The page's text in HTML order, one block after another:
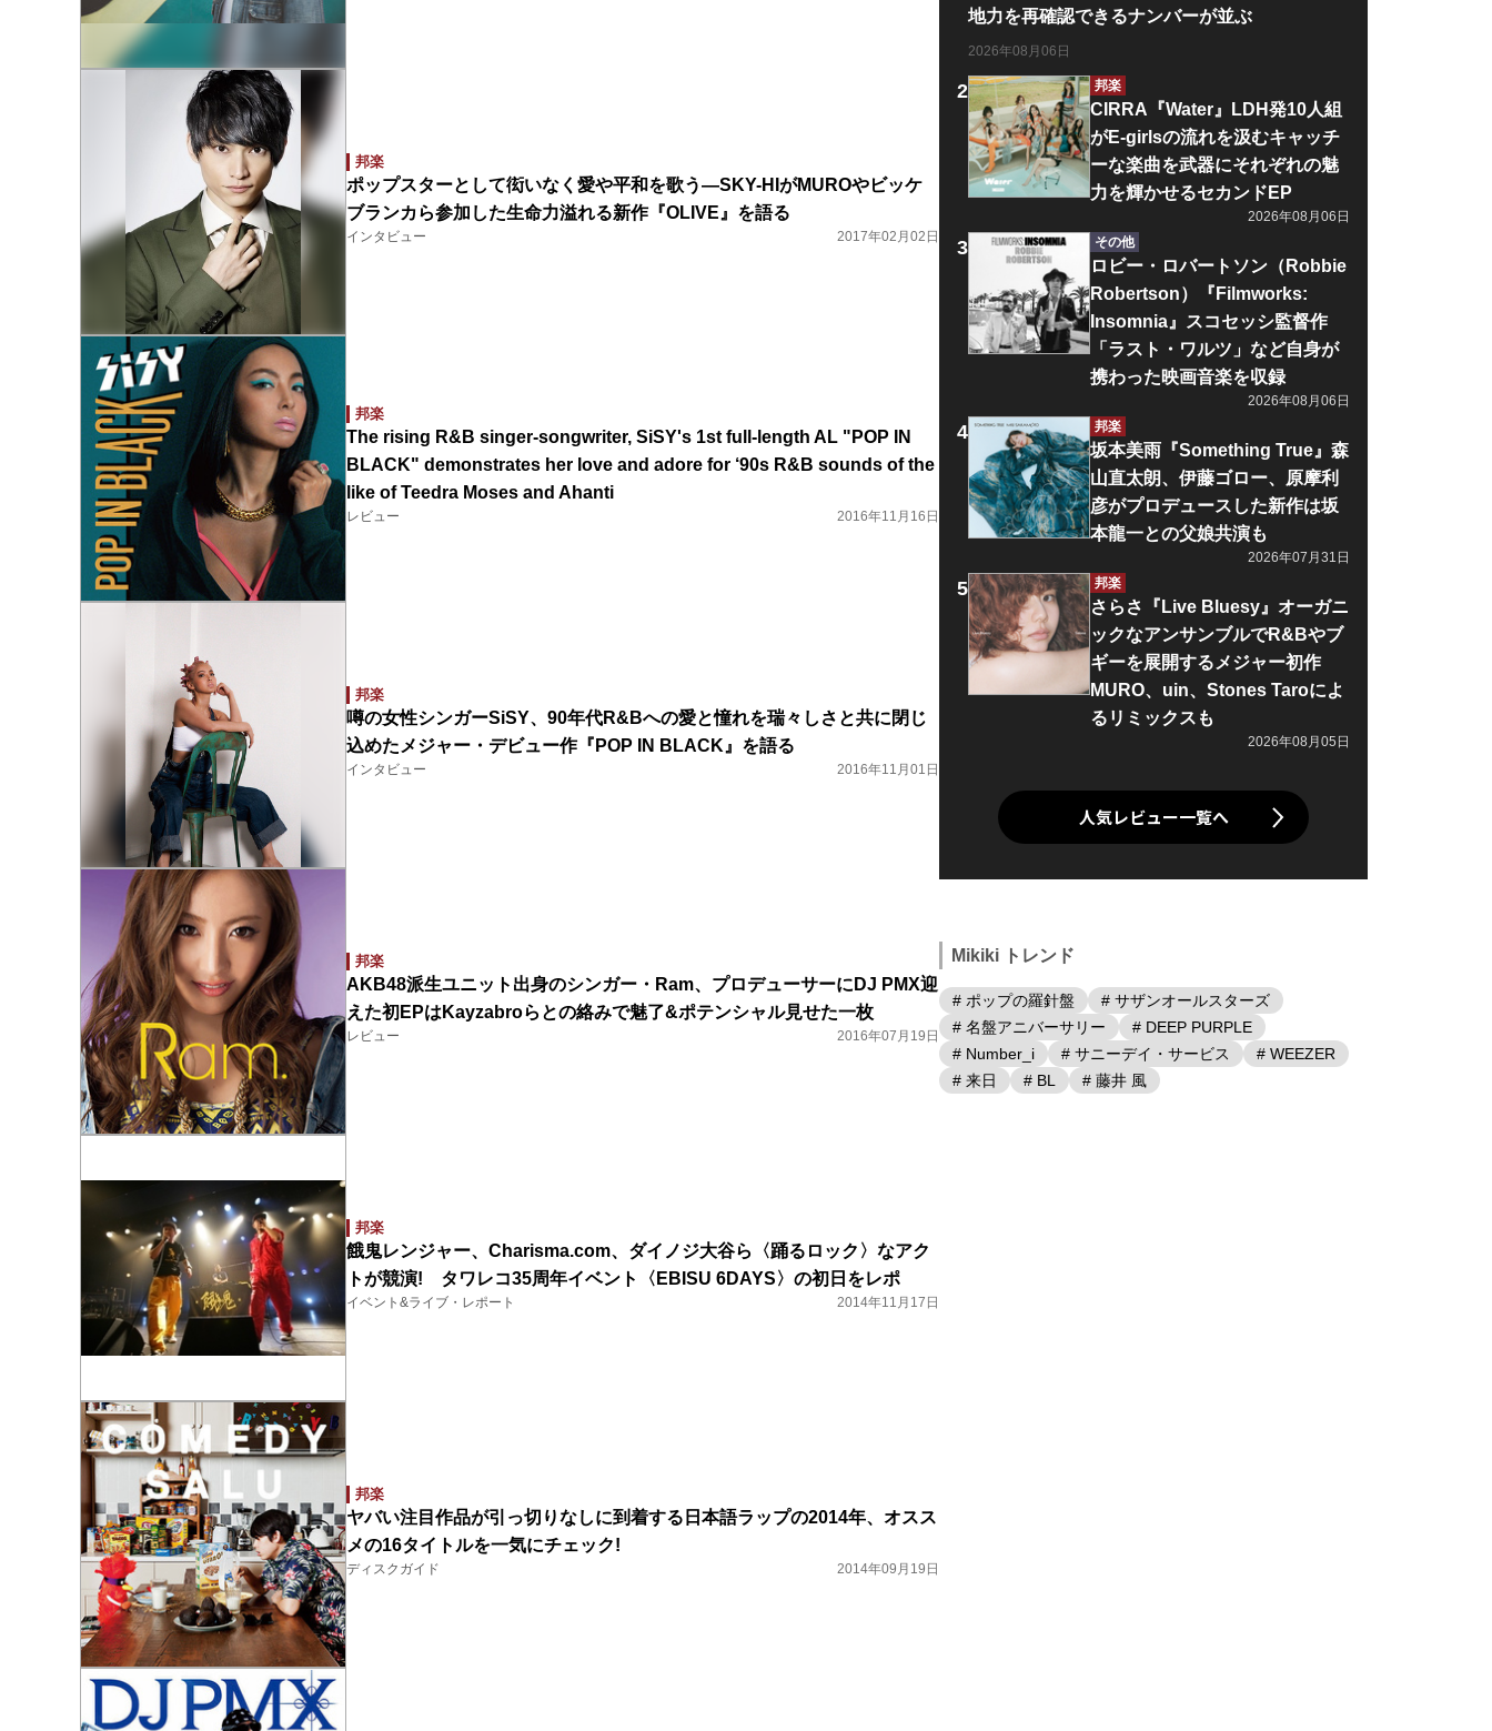
邦楽
ポップスターとして衒いなく愛や平和を歌う―SKY-HIがMUROやビッケ
ブランカら参加した生命力溢れる新作『OLIVE』を語る
インタビュー 2017年02月02日
邦楽
The rising R&B singer-songwriter, SiSY's 1st full-length AL "POP IN
BLACK" demonstrates her love and adore for ‘90s R&B sounds of the
like of Teedra Moses and Ahanti
レビュー 2016年11月16日
邦楽
噂の女性シンガーSiSY、90年代R&Bへの愛と憧れを瑞々しさと共に閉じ
込めたメジャー・デビュー作『POP IN BLACK』を語る
インタビュー 2016年11月01日
邦楽
AKB48派生ユニット出身のシンガー・Ram、プロデューサーにDJ PMX迎
えた初EPはKayzabroらとの絡みで魅了&ポテンシャル見せた一枚
レビュー 2016年07月19日
邦楽
餓鬼レンジャー、Charisma.com、ダイノジ大谷ら〈踊るロック〉なアク
トが競演! タワレコ35周年イベント〈EBISU 6DAYS〉の初日をレポ
イベント&ライブ・レポート 2014年11月17日
邦楽
ヤバい注目作品が引っ切りなしに到着する日本語ラップの2014年、オスス
メの16タイトルを一気にチェック!
ディスクガイド 2014年09月19日
地力を再確認できるナンバーが並ぶ
2026年08月06日
邦楽
CIRRA『Water』LDH発10人組
がE-girlsの流れを汲むキャッチ
ーな楽曲を武器にそれぞれの魅
力を輝かせるセカンドEP
2026年08月06日
その他
ロビー・ロバートソン（Robbie
Robertson）『Filmworks:
Insomnia』スコセッシ監督作
「ラスト・ワルツ」など自身が
携わった映画音楽を収録
2026年08月06日
邦楽
坂本美雨『Something True』森
山直太朗、伊藤ゴロー、原摩利
彦がプロデュースした新作は坂
本龍一との父娘共演も
2026年07月31日
邦楽
さらさ『Live Bluesy』オーガニ
ックなアンサンブルでR&Bやブ
ギーを展開するメジャー初作
MURO、uin、Stones Taroによ
るリミックスも
2026年08月05日
人気レビュー一覧へ
Mikiki トレンド
# ポップの羅針盤
# サザンオールスターズ
# 名盤アニバーサリー
# DEEP PURPLE
# Number_i
# サニーデイ・サービス
# WEEZER
# 来日
# BL # 藤井 風